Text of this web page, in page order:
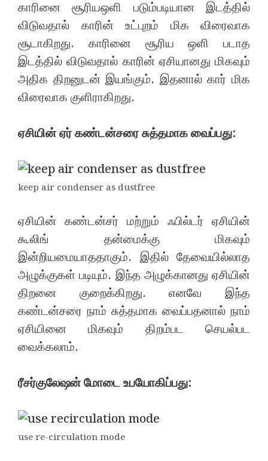
காரினை சூரியஒளி படும்படியான இடத்தில்
விடுவதால் காரின் உட்புறம் மிக விரைவாக
சூடாகிறது. காரினை சூரிய ஒளி படாத
இடத்தில் விடுவதால் காரின் ஏசியானது மிகவும்
அதிக திறனுடன் இயங்கும். இதனால் கார் மிக
விரைவாக குளிராகிறது.
ஏசியின் ஏர் கண்டன்சரை சுத்தமாக வைப்பது:
keep air condenser as dustfree
ஏசியின் கண்டன்சர் மற்றும் ஃபில்டர் ஏசியின்
கூலிங் தன்மைக்கு மிகவும்
இன்றியமையாததாகும். இதில் தேவையில்லாத
அழுக்குகள் படியும். இந்த அழுக்கானது ஏசியின்
திறனை குறைக்கிறது. எனவே இந்த
கண்டன்சரை நாம் சுத்தமாக வைப்பதனால் நாம்
ஏசியினை மிகவும் திறம்பட செயல்பட
வைக்கலாம்.
ரீசர்குலேஷன் மோடை உபயோகிப்பது:
use re-circulation mode